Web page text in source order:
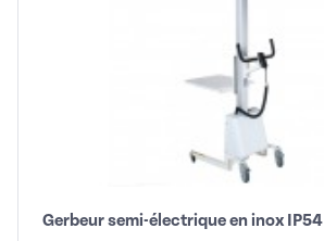
Gerbeur semi-électrique en inox IP54